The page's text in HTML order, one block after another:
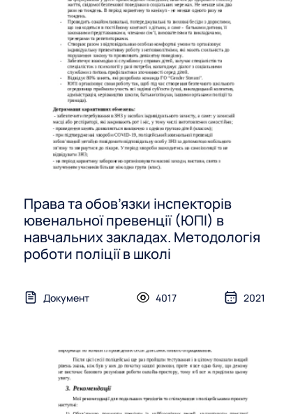
Права та обов’язки інспекторів
ювенальної превенції (ЮПІ) в
навчальних закладах. Методологія
роботи поліції в школі
Документ 4017 2021